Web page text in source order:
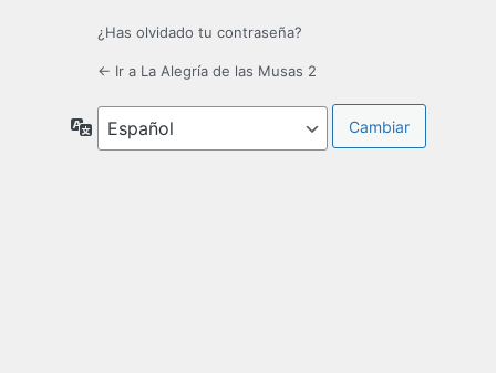
¿Has olvidado tu contraseña?
← Ir a La Alegría de las Musas 2
Idioma